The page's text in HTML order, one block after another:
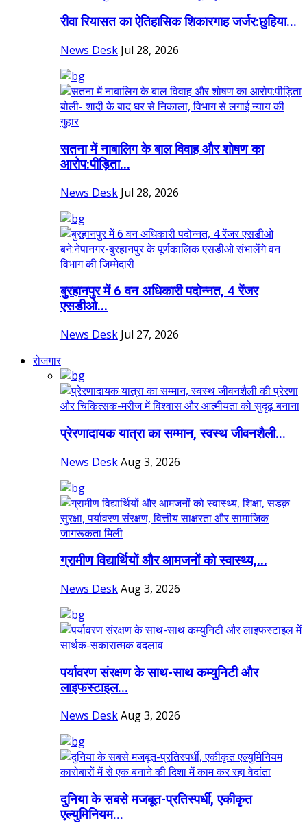
रीवा रियासत का ऐतिहासिक शिकारगाह जर्जर:छुहिया...
News Desk Jul 28, 2026
सतना में नाबालिग के बाल विवाह और शोषण का
आरोप:पीड़िता...
News Desk Jul 28, 2026
बुरहानपुर में 6 वन अधिकारी पदोन्नत, 4 रेंजर
एसडीओ...
News Desk Jul 27, 2026
रोजगार
प्रेरणादायक यात्रा का सम्मान, स्वस्थ जीवनशैली...
News DeskAug 3, 2026
ग्रामीण विद्यार्थियों और आमजनों को स्वास्थ्य,...
News DeskAug 3, 2026
पर्यावरण संरक्षण के साथ-साथ कम्युनिटी और
लाइफस्टाइल...
News DeskAug 3, 2026
दुनिया के सबसे मजबूत-प्रतिस्पर्धी, एकीकृत
एल्युमिनियम...